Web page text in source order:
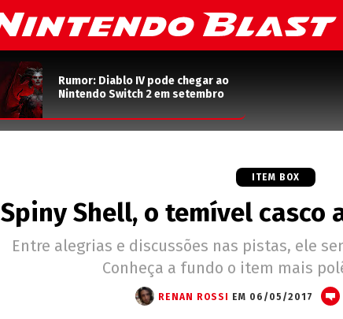
Rumor: Diablo IV pode chegar ao
Nintendo Switch 2 em setembro
ITEM BOX
Spiny Shell, o temível casco
Entre alegrias e discussões nas pistas, ele
Conheça a fundo o item mais
RENAN ROSSI EM 06/05/2017